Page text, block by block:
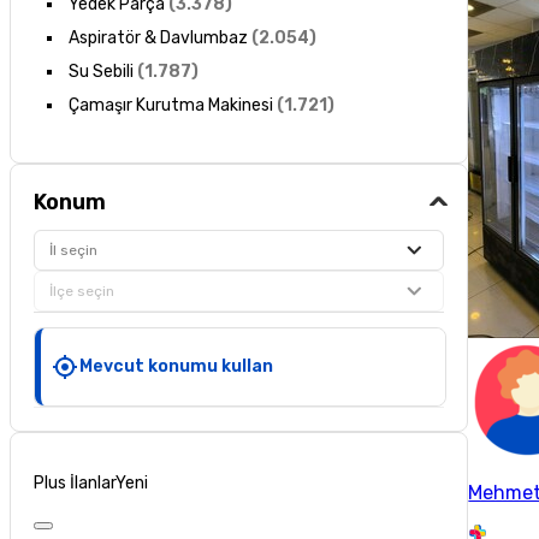
Yedek Parça (3.378)
Aspiratör & Davlumbaz (2.054)
Su Sebili (1.787)
Çamaşır Kurutma Makinesi (1.721)
Konum
İl seçin
İlçe seçin
Mevcut konumu kullan
Plus İlanlarYeni